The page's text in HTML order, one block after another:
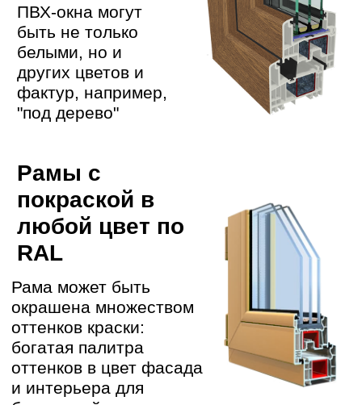
Благодаря
антирезонансному
cтеклопакету и
энергосберегающему
покрытию окно снижает
уровень шума с улицы в 2
раза.